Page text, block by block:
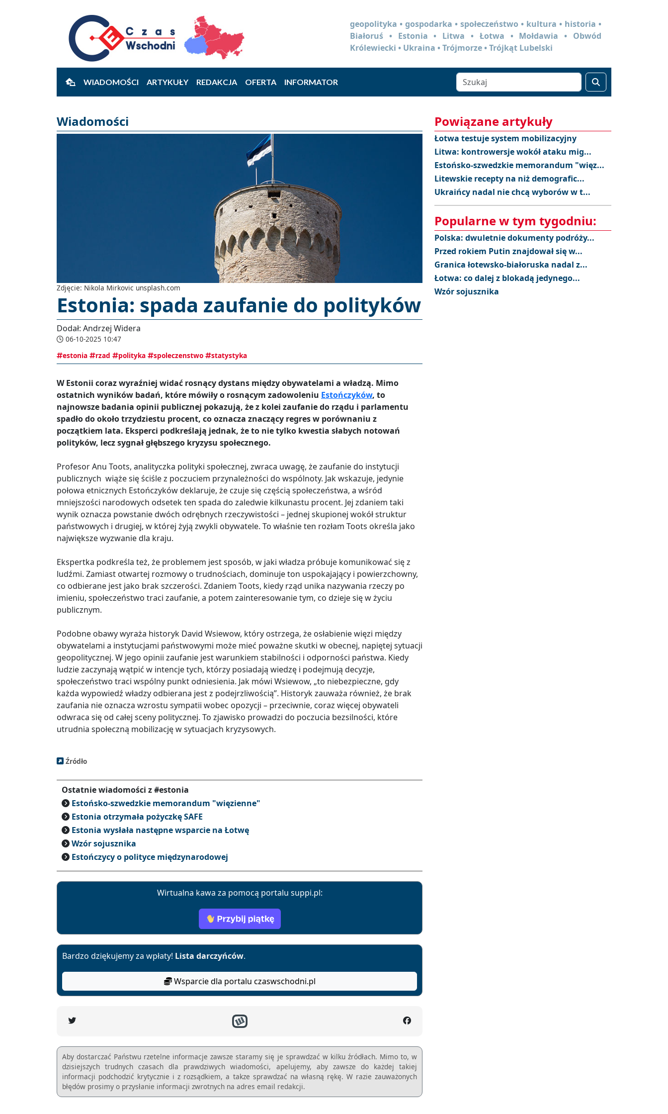
geopolityka • gospodarka • społeczeństwo • kultura • historia •
Białoruś • Estonia • Litwa • Łotwa • Mołdawia • Obwód
Królewiecki • Ukraina • Trójmorze • Trójkąt Lubelski
WIADOMOŚCI ARTYKUŁY REDAKCJA OFERTA INFORMATOR
Wiadomości
Zdjęcie: Nikola Mirkovic unsplash.com
Estonia: spada zaufanie do polityków
Dodał: Andrzej Widera
06-10-2025 10:47
estonia
rzad polityka spoleczenstwo statystyka
W Estonii coraz wyraźniej widać rosnący dystans między obywatelami a władzą. Mimo
ostatnich wyników badań, które mówiły o rosnącym zadowoleniu Estończyków, to
najnowsze badania opinii publicznej pokazują, że z kolei zaufanie do rządu i parlamentu
spadło do około trzydziestu procent, co oznacza znaczący regres w porównaniu z
początkiem lata. Eksperci podkreślają jednak, że to nie tylko kwestia słabych notowań
polityków, lecz sygnał głębszego kryzysu społecznego.
Profesor Anu Toots, analityczka polityki społecznej, zwraca uwagę, że zaufanie do instytucji
publicznych wiąże się ściśle z poczuciem przynależności do wspólnoty. Jak wskazuje, jedynie
połowa etnicznych Estończyków deklaruje, że czuje się częścią społeczeństwa, a wśród
mniejszości narodowych odsetek ten spada do zaledwie kilkunastu procent. Jej zdaniem taki
wynik oznacza powstanie dwóch odrębnych rzeczywistości – jednej skupionej wokół struktur
państwowych i drugiej, w której żyją zwykli obywatele. To właśnie ten rozłam Toots określa jako
największe wyzwanie dla kraju.
Ekspertka podkreśla też, że problemem jest sposób, w jaki władza próbuje komunikować się z
ludźmi. Zamiast otwartej rozmowy o trudnościach, dominuje ton uspokajający i powierzchowny,
co odbierane jest jako brak szczerości. Zdaniem Toots, kiedy rząd unika nazywania rzeczy po
imieniu, społeczeństwo traci zaufanie, a potem zainteresowanie tym, co dzieje się w życiu
publicznym.
Podobne obawy wyraża historyk David Wsiewow, który ostrzega, że osłabienie więzi między
obywatelami a instytucjami państwowymi może mieć poważne skutki w obecnej, napiętej sytuacji
geopolitycznej. W jego opinii zaufanie jest warunkiem stabilności i odporności państwa. Kiedy
ludzie zaczynają wątpić w intencje tych, którzy posiadają wiedzę i podejmują decyzje,
społeczeństwo traci wspólny punkt odniesienia. Jak mówi Wsiewow, „to niebezpieczne, gdy
każda wypowiedź władzy odbierana jest z podejrzliwością”. Historyk zauważa również, że brak
zaufania nie oznacza wzrostu sympatii wobec opozycji – przeciwnie, coraz więcej obywateli
odwraca się od całej sceny politycznej. To zjawisko prowadzi do poczucia bezsilności, które
utrudnia społeczną mobilizację w sytuacjach kryzysowych.
Źródło
Ostatnie wiadomości z #estonia
Estońsko-szwedzkie memorandum "więzienne"
Estonia otrzymała pożyczkę SAFE
Estonia wysłała następne wsparcie na Łotwę
Wzór sojusznika
Estończycy o polityce międzynarodowej
Wirtualna kawa za pomocą portalu suppi.pl:
Bardzo dziękujemy za wpłaty! Lista darczyńców.
Wsparcie dla portalu czaswschodni.pl
Aby dostarczać Państwu rzetelne informacje zawsze staramy się je sprawdzać w kilku źródłach. Mimo to, w
dzisiejszych trudnych czasach dla prawdziwych wiadomości, apelujemy, aby zawsze do każdej takiej
informacji podchodzić krytycznie i z rozsądkiem, a takze sprawdzać na własną rękę. W razie zauważonych
błędów prosimy o przysłanie informacji zwrotnych na adres email redakcji.
Powiązane artykuły
Łotwa testuje system mobilizacyjny
Litwa: kontrowersje wokół ataku mig...
Estońsko-szwedzkie memorandum "więz...
Litewskie recepty na niż demografic...
Ukraińcy nadal nie chcą wyborów w t...
Popularne w tym tygodniu:
Polska: dwuletnie dokumenty podróży...
Przed rokiem Putin znajdował się w...
Granica łotewsko-białoruska nadal z...
Łotwa: co dalej z blokadą jedynego...
Wzór sojusznika